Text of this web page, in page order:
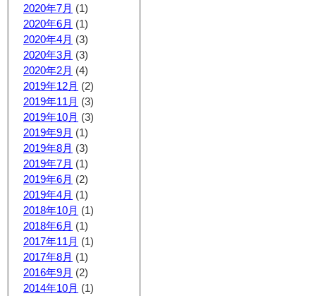
2020年7月 (1)
2020年6月 (1)
2020年4月 (3)
2020年3月 (3)
2020年2月 (4)
2019年12月 (2)
2019年11月 (3)
2019年10月 (3)
2019年9月 (1)
2019年8月 (3)
2019年7月 (1)
2019年6月 (2)
2019年4月 (1)
2018年10月 (1)
2018年6月 (1)
2017年11月 (1)
2017年8月 (1)
2016年9月 (2)
2014年10月 (1)